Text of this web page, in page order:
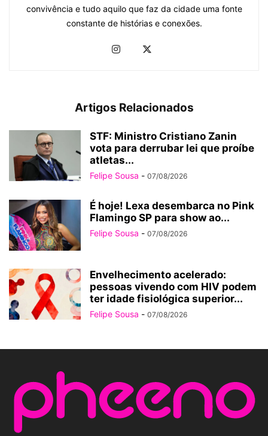
convivência e tudo aquilo que faz da cidade uma fonte
constante de histórias e conexões.
Artigos Relacionados
STF: Ministro Cristiano Zanin
vota para derrubar lei que proíbe
atletas...
Felipe Sousa - 07/08/2026
É hoje! Lexa desembarca no Pink
Flamingo SP para show ao...
Felipe Sousa - 07/08/2026
Envelhecimento acelerado:
pessoas vivendo com HIV podem
ter idade fisiológica superior...
Felipe Sousa - 07/08/2026